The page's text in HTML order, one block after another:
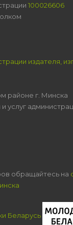
100026606
издателя,
районе г. Минска
обращайтесь на